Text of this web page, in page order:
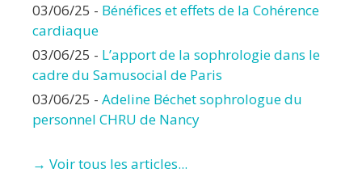
03/06/25 - Bénéfices et effets de la Cohérence
cardiaque
03/06/25 - L’apport de la sophrologie dans le
cadre du Samusocial de Paris
03/06/25 - Adeline Béchet sophrologue du
personnel CHRU de Nancy
→ Voir tous les articles...